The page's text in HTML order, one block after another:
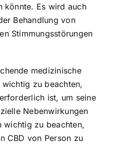
könnte. Es wird auch
Behandlung von
Stimmungsstörungen
medizinische
zu beachten,
ist, um seine
Nebenwirkungen
wichtig zu beachten,
CBD von Person zu